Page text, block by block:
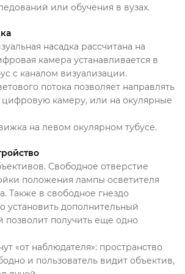
или обучения в вузах.
насадка рассчитана на
камера устанавливается в
с каналом визуализации.
потока позволяет направлять
цифровую камеру, или на окулярные
на левом окулярном тубусе.
Свободное отверстие
положения лампы осветителя
Также в свободное гнездо
установить дополнительный
позволит получить еще одно
«от наблюдателя»: пространство
и пользователь видит объектив,